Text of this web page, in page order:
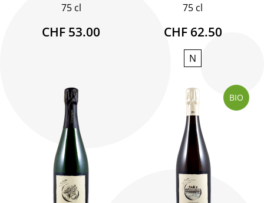
75 cl
CHF 53.00
75 cl
CHF 62.50
N
BIO